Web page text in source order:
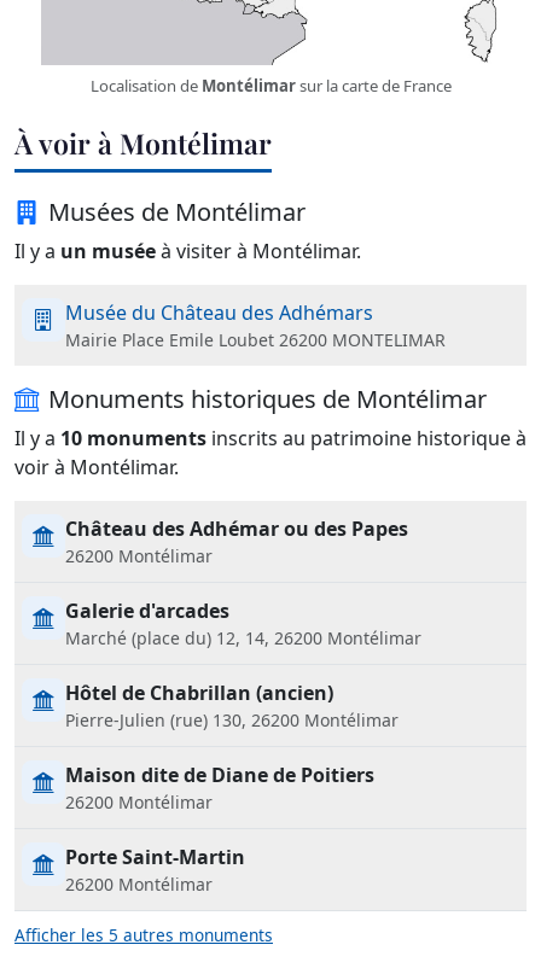
Localisation de Montélimarsur la carte de France
À voir à Montélimar
Musées de Montélimar
Il y a un muséeà visiter à Montélimar.
Musée du Château des Adhémars
Mairie Place Emile Loubet 26200 MONTELIMAR
Monuments historiques de Montélimar
Il y a 10 monuments inscrits au patrimoine historique à
voir à Montélimar.
Château des Adhémar ou des Papes
26200 Montélimar
Galerie d'arcades
Marché (place du) 12, 14, 26200 Montélimar
Hôtel de Chabrillan (ancien)
Pierre-Julien (rue) 130, 26200 Montélimar
Maison dite de Diane de Poitiers
26200 Montélimar
Porte Saint-Martin
26200 Montélimar
Afficher les 5 autres monuments